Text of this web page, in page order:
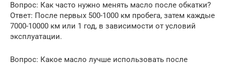
Вопрос: Как часто нужно менять масло после обкатки?
Ответ: После первых 500-1000 км пробега, затем каждые
7000-10000 км или 1 год, в зависимости от условий
эксплуатации.
Вопрос: Какое масло лучше использовать после